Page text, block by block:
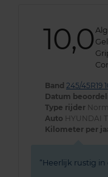
10,0
Band 245/45R19
Datum
Type rijder
Auto HYUNDAI
Kilometer per
Heerlijk rustig